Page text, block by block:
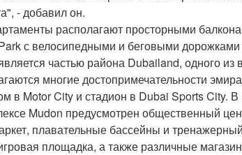
- добавил он.
располагают просторными
с велосипедными и беговыми
частью района Dubailand, одного
многие достопримечательности
в Motor City и стадион в Dubai Sports City.
Mudon предусмотрен общественный
плавательные бассейны и
площадка, а также различные